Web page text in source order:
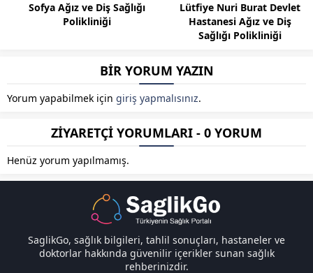
Sofya Ağız ve Diş Sağlığı
Polikliniği
Lütfiye Nuri Burat Devlet
Hastanesi Ağız ve Diş
Sağlığı Polikliniği
BİR YORUM YAZIN
Yorum yapabilmek için giriş yapmalısınız.
ZİYARETÇİ YORUMLARI - 0 YORUM
Henüz yorum yapılmamış.
SaglikGo, sağlık bilgileri, tahlil sonuçları, hastaneler ve
doktorlar hakkında güvenilir içerikler sunan sağlık
rehberinizdir.